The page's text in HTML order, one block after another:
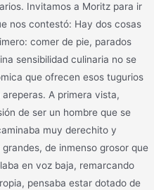
Invitamos a Moritz para ir
nos contestó: Hay dos cosas
comer de pie, parados
sensibilidad culinaria no se
que ofrecen esos tugurios
A primera vista,
de ser un hombre que se
muy derechito y
de inmenso grosor que
en voz baja, remarcando
pensaba estar dotado de